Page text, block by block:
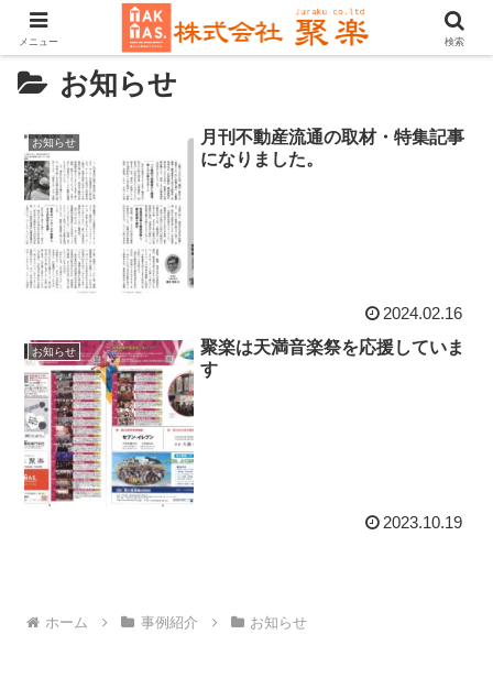
お知らせ
お知らせ
月刊不動産流通の取材・特集記事
になりました。
2024.02.16
お知らせ
聚楽は天満音楽祭を応援していま
す
2023.10.19
ホーム 事例紹介 お知らせ
メニュー 検索